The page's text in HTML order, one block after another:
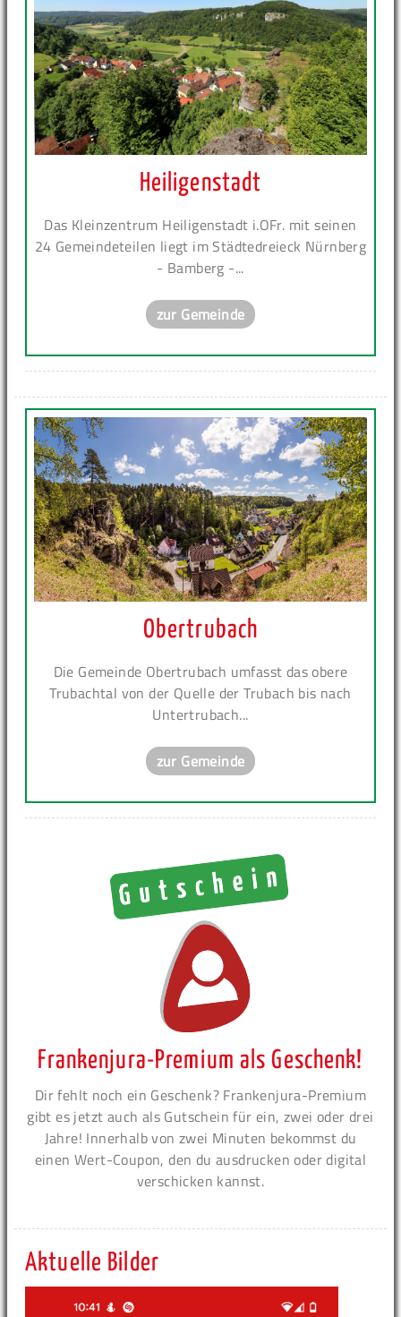
Heiligenstadt
Das Kleinzentrum Heiligenstadt i.OFr. mit seinen
24 Gemeindeteilen liegt im Städtedreieck Nürnberg
- Bamberg -...
zur Gemeinde
Obertrubach
Die Gemeinde Obertrubach umfasst das obere
Trubachtal von der Quelle der Trubach bis nach
Untertrubach...
zur Gemeinde
Frankenjura-Premium als Geschenk!
Dir fehlt noch ein Geschenk? Frankenjura-Premium
gibt es jetzt auch als Gutschein für ein, zwei oder drei
Jahre! Innerhalb von zwei Minuten bekommst du
einen Wert-Coupon, den du ausdrucken oder digital
verschicken kannst.
Aktuelle Bilder